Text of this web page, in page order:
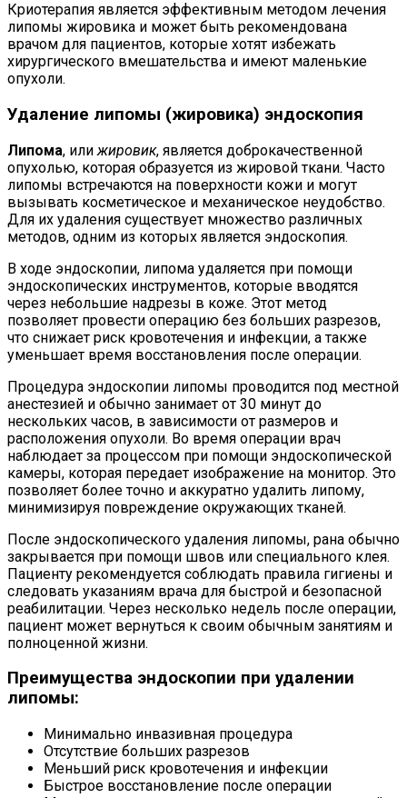
Криотерапия является эффективным методом лечения
липомы жировика и может быть рекомендована
врачом для пациентов, которые хотят избежать
хирургического вмешательства и имеют маленькие
опухоли.
Удаление липомы (жировика) эндоскопия
Липома, или жировик, является доброкачественной
опухолью, которая образуется из жировой ткани. Часто
липомы встречаются на поверхности кожи и могут
вызывать косметическое и механическое неудобство.
Для их удаления существует множество различных
методов, одним из которых является эндоскопия.
В ходе эндоскопии, липома удаляется при помощи
эндоскопических инструментов, которые вводятся
через небольшие надрезы в коже. Этот метод
позволяет провести операцию без больших разрезов,
что снижает риск кровотечения и инфекции, а также
уменьшает время восстановления после операции.
Процедура эндоскопии липомы проводится под местной
анестезией и обычно занимает от 30 минут до
нескольких часов, в зависимости от размеров и
расположения опухоли. Во время операции врач
наблюдает за процессом при помощи эндоскопической
камеры, которая передает изображение на монитор. Это
позволяет более точно и аккуратно удалить липому,
минимизируя повреждение окружающих тканей.
После эндоскопического удаления липомы, рана обычно
закрывается при помощи швов или специального клея.
Пациенту рекомендуется соблюдать правила гигиены и
следовать указаниям врача для быстрой и безопасной
реабилитации. Через несколько недель после операции,
пациент может вернуться к своим обычным занятиям и
полноценной жизни.
Преимущества эндоскопии при удалении
липомы:
Минимально инвазивная процедура
Отсутствие больших разрезов
Меньший риск кровотечения и инфекции
Быстрое восстановление после операции